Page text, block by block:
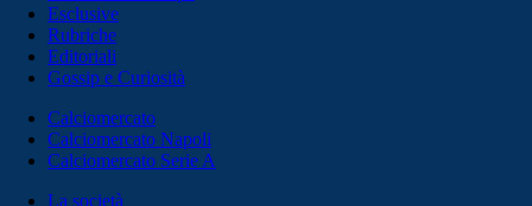
Esclusive
Rubriche
Editoriali
Gossip e Curiosità
Calciomercato
Calciomercato Napoli
Calciomercato Serie A
La società